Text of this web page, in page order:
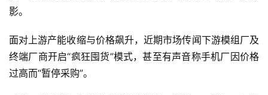
影。
面对上游产能收缩与价格飙升，近期市场传闻下游模组厂及
终端厂商开启“疯狂囤货”模式，甚至有声音称手机厂因价格
过高而“暂停采购”。